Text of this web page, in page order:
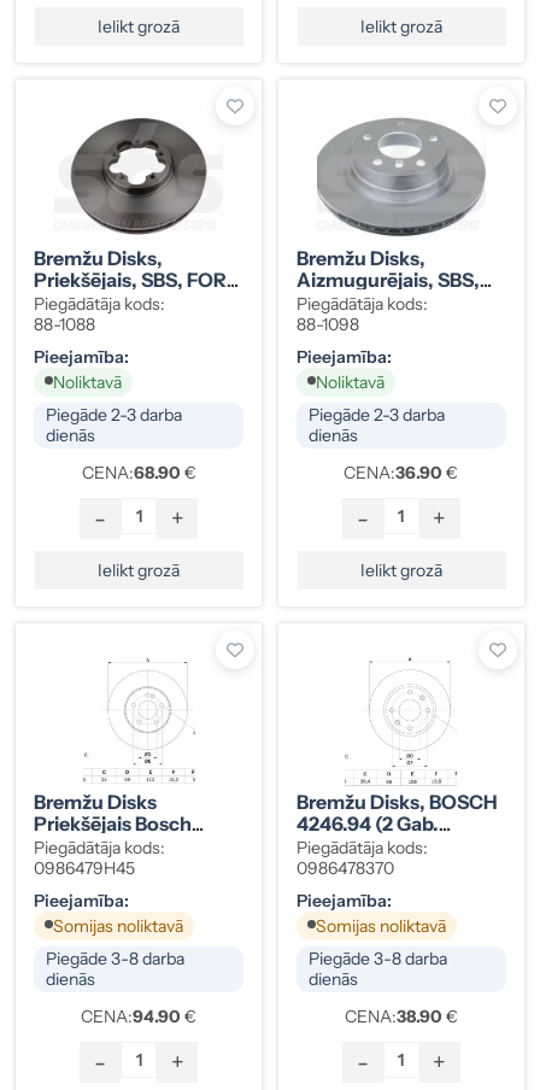
Ielikt grozā Ielikt grozā
Bremžu Disks,
Priekšējais, SBS, FORD
1763884
Piegādātāja kods:
88-1088
Pieejamība:
Noliktavā
Piegāde 2-3 darba
dienās
CENA:68.90 €
- +
Ielikt grozā
Bremžu Disks,
Aizmugurējais, SBS,
BMW 3421 6764 651 (2
Gab. Komplekts)
Piegādātāja kods:
88-1098
Pieejamība:
Noliktavā
Piegāde 2-3 darba
dienās
CENA:36.90 €
- +
Ielikt grozā
Bremžu Disks
Priekšējais Bosch
Mercedes-Benz
A0004212412
Piegādātāja kods:
0986479H45
Pieejamība:
Somijas noliktavā
Piegāde 3-8 darba
dienās
CENA:94.90 €
- +
Bremžu Disks, BOSCH
4246.94 (2 Gab.
Komplekts)
Piegādātāja kods:
0986478370
Pieejamība:
Somijas noliktavā
Piegāde 3-8 darba
dienās
CENA:38.90 €
- +